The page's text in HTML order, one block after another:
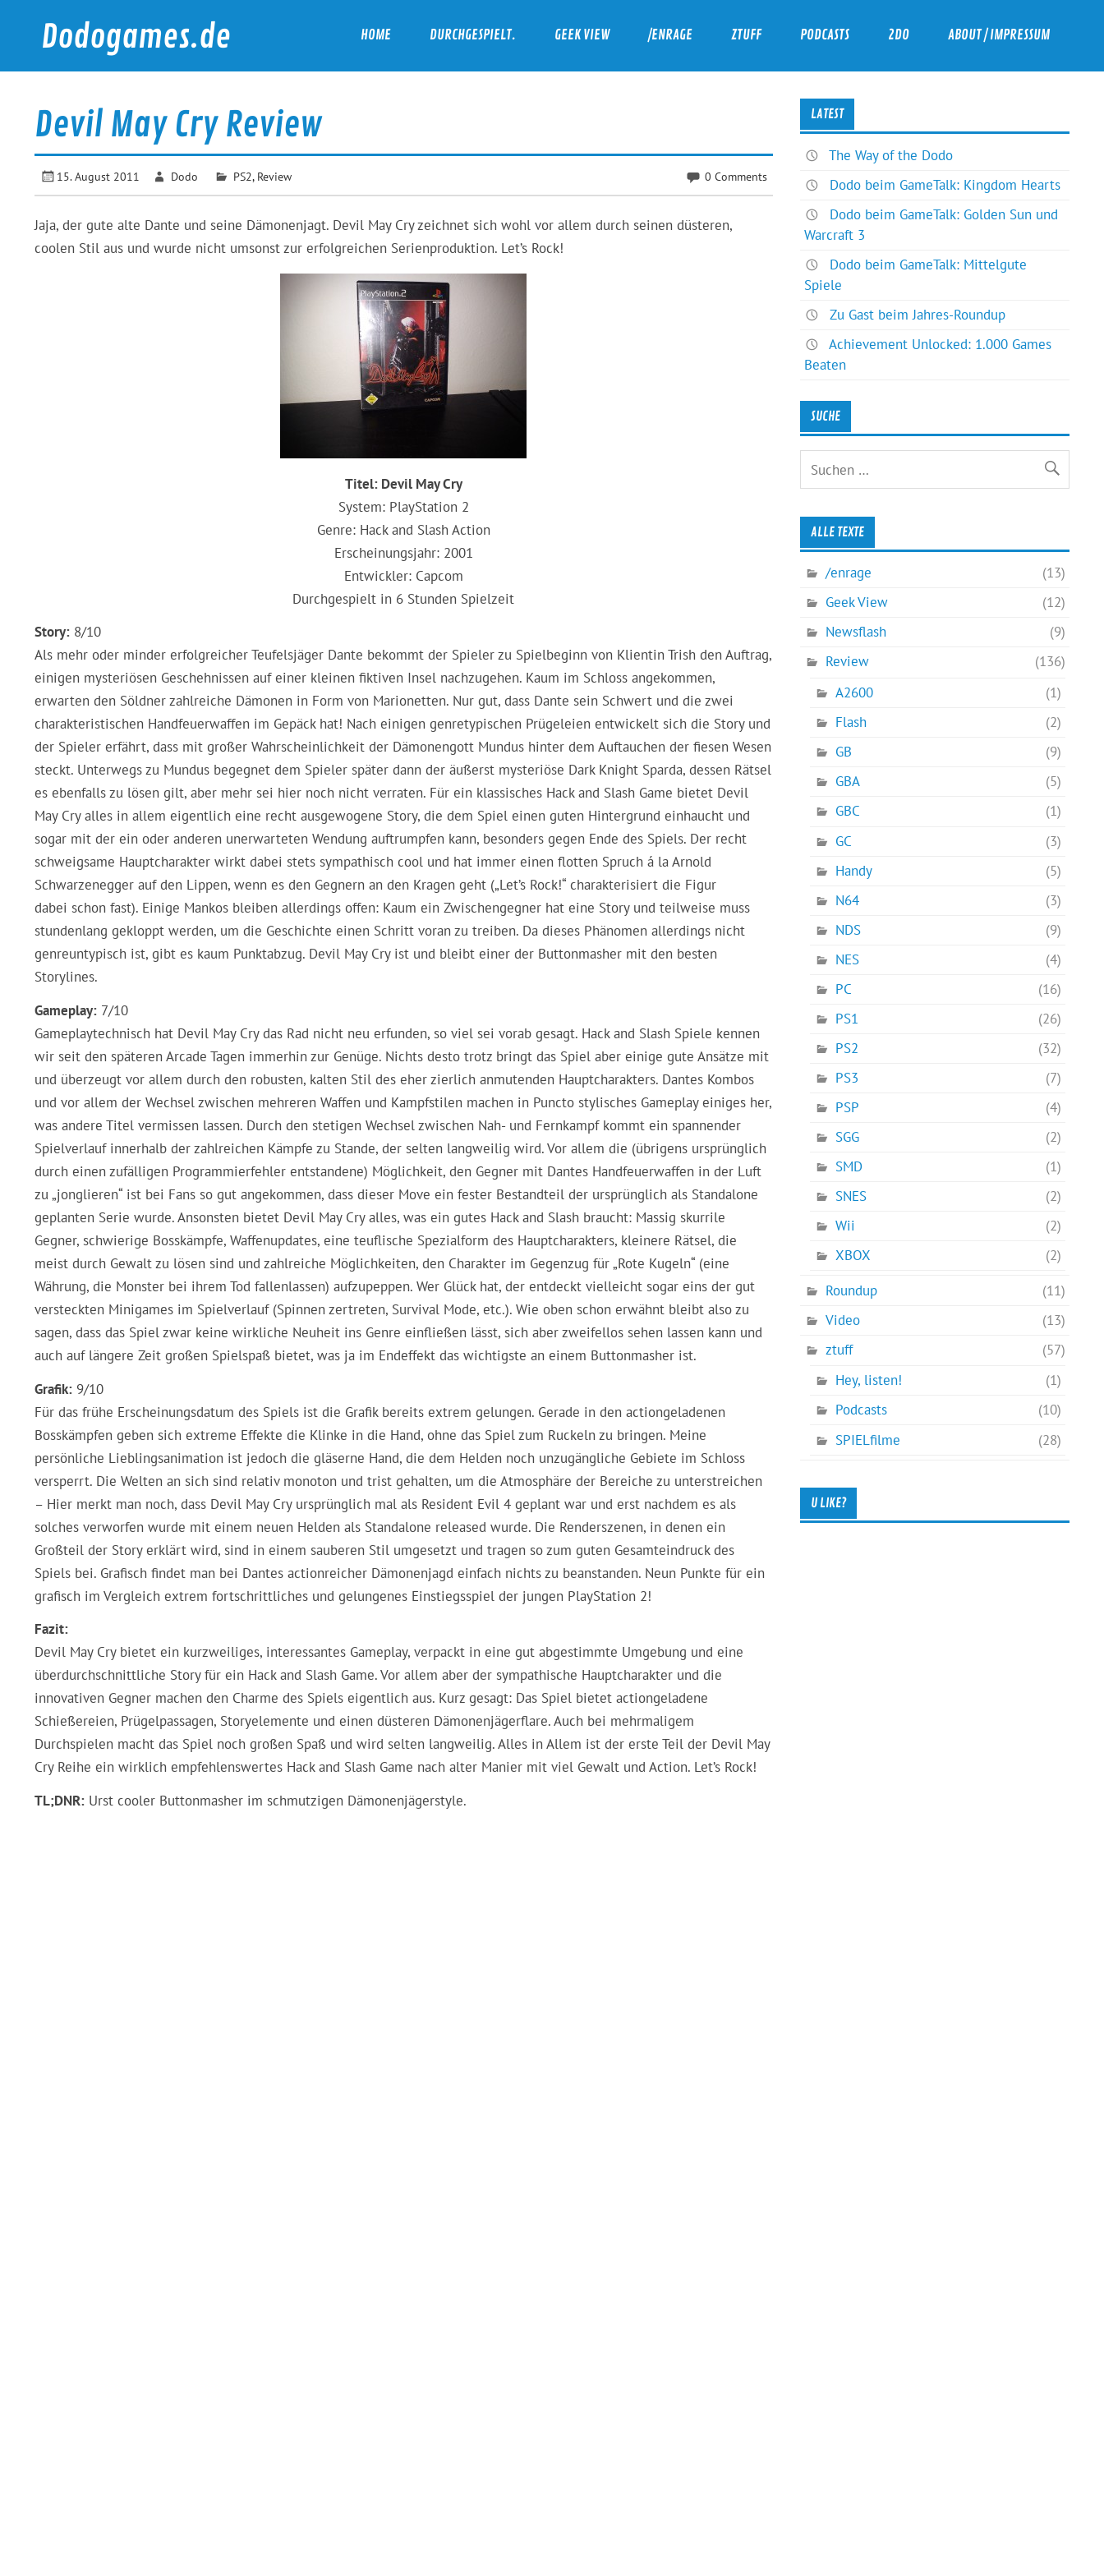
contentDodogames.de
Durchgespielt.
HOME DURCHGESPIELT. GEEK VIEW /ENRAGE ZTUFF PODCASTS 2DO ABOUT / IMPRESSUM
Devil May Cry Review
15. August 2011 Dodo PS2, Review 0 Comments
Jaja, der gute alte Dante und seine Dämonenjagt. Devil May Cry zeichnet sich wohl vor allem durch seinen düsteren,
coolen Stil aus und wurde nicht umsonst zur erfolgreichen Serienproduktion. Let’s Rock!
Titel: Devil May Cry
System: PlayStation 2
Genre: Hack and Slash Action
Erscheinungsjahr: 2001
Entwickler: Capcom
Durchgespielt in 6 Stunden Spielzeit
Story: 8/10
Als mehr oder minder erfolgreicher Teufelsjäger Dante bekommt der Spieler zu Spielbeginn von Klientin Trish den Auftrag,
einigen mysteriösen Geschehnissen auf einer kleinen fiktiven Insel nachzugehen. Kaum im Schloss angekommen,
erwarten den Söldner zahlreiche Dämonen in Form von Marionetten. Nur gut, dass Dante sein Schwert und die zwei
charakteristischen Handfeuerwaffen im Gepäck hat! Nach einigen genretypischen Prügeleien entwickelt sich die Story und
der Spieler erfährt, dass mit großer Wahrscheinlichkeit der Dämonengott Mundus hinter dem Auftauchen der fiesen Wesen
steckt. Unterwegs zu Mundus begegnet dem Spieler später dann der äußerst mysteriöse Dark Knight Sparda, dessen Rätsel
es ebenfalls zu lösen gilt, aber mehr sei hier noch nicht verraten. Für ein klassisches Hack and Slash Game bietet Devil
May Cry alles in allem eigentlich eine recht ausgewogene Story, die dem Spiel einen guten Hintergrund einhaucht und
sogar mit der ein oder anderen unerwarteten Wendung auftrumpfen kann, besonders gegen Ende des Spiels. Der recht
schweigsame Hauptcharakter wirkt dabei stets sympathisch cool und hat immer einen flotten Spruch á la Arnold
Schwarzenegger auf den Lippen, wenn es den Gegnern an den Kragen geht („Let’s Rock!“ charakterisiert die Figur
dabei schon fast). Einige Mankos bleiben allerdings offen: Kaum ein Zwischengegner hat eine Story und teilweise muss
stundenlang gekloppt werden, um die Geschichte einen Schritt voran zu treiben. Da dieses Phänomen allerdings nicht
genreuntypisch ist, gibt es kaum Punktabzug. Devil May Cry ist und bleibt einer der Buttonmasher mit den besten
Storylines.
Gameplay: 7/10
Gameplaytechnisch hat Devil May Cry das Rad nicht neu erfunden, so viel sei vorab gesagt. Hack and Slash Spiele kennen
wir seit den späteren Arcade Tagen immerhin zur Genüge. Nichts desto trotz bringt das Spiel aber einige gute Ansätze mit
und überzeugt vor allem durch den robusten, kalten Stil des eher zierlich anmutenden Hauptcharakters. Dantes Kombos
und vor allem der Wechsel zwischen mehreren Waffen und Kampfstilen machen in Puncto stylisches Gameplay einiges her,
was andere Titel vermissen lassen. Durch den stetigen Wechsel zwischen Nah- und Fernkampf kommt ein spannender
Spielverlauf innerhalb der zahlreichen Kämpfe zu Stande, der selten langweilig wird. Vor allem die (übrigens ursprünglich
durch einen zufälligen Programmierfehler entstandene) Möglichkeit, den Gegner mit Dantes Handfeuerwaffen in der Luft
zu „jonglieren“ ist bei Fans so gut angekommen, dass dieser Move ein fester Bestandteil der ursprünglich als Standalone
geplanten Serie wurde. Ansonsten bietet Devil May Cry alles, was ein gutes Hack and Slash braucht: Massig skurrile
Gegner, schwierige Bosskämpfe, Waffenupdates, eine teuflische Spezialform des Hauptcharakters, kleinere Rätsel, die
meist durch Gewalt zu lösen sind und zahlreiche Möglichkeiten, den Charakter im Gegenzug für „Rote Kugeln“ (eine
Währung, die Monster bei ihrem Tod fallenlassen) aufzupeppen. Wer Glück hat, der entdeckt vielleicht sogar eins der gut
versteckten Minigames im Spielverlauf (Spinnen zertreten, Survival Mode, etc.). Wie oben schon erwähnt bleibt also zu
sagen, dass das Spiel zwar keine wirkliche Neuheit ins Genre einfließen lässt, sich aber zweifellos sehen lassen kann und
auch auf längere Zeit großen Spielspaß bietet, was ja im Endeffekt das wichtigste an einem Buttonmasher ist.
Grafik: 9/10
Für das frühe Erscheinungsdatum des Spiels ist die Grafik bereits extrem gelungen. Gerade in den actiongeladenen
Bosskämpfen geben sich extreme Effekte die Klinke in die Hand, ohne das Spiel zum Ruckeln zu bringen. Meine
persönliche Lieblingsanimation ist jedoch die gläserne Hand, die dem Helden noch unzugängliche Gebiete im Schloss
versperrt. Die Welten an sich sind relativ monoton und trist gehalten, um die Atmosphäre der Bereiche zu unterstreichen
– Hier merkt man noch, dass Devil May Cry ursprünglich mal als Resident Evil 4 geplant war und erst nachdem es als
solches verworfen wurde mit einem neuen Helden als Standalone released wurde. Die Renderszenen, in denen ein
Großteil der Story erklärt wird, sind in einem sauberen Stil umgesetzt und tragen so zum guten Gesamteindruck des
Spiels bei. Grafisch findet man bei Dantes actionreicher Dämonenjagd einfach nichts zu beanstanden. Neun Punkte für ein
grafisch im Vergleich extrem fortschrittliches und gelungenes Einstiegsspiel der jungen PlayStation 2!
Fazit:
Devil May Cry bietet ein kurzweiliges, interessantes Gameplay, verpackt in eine gut abgestimmte Umgebung und eine
überdurchschnittliche Story für ein Hack and Slash Game. Vor allem aber der sympathische Hauptcharakter und die
innovativen Gegner machen den Charme des Spiels eigentlich aus. Kurz gesagt: Das Spiel bietet actiongeladene
Schießereien, Prügelpassagen, Storyelemente und einen düsteren Dämonenjägerflare. Auch bei mehrmaligem
Durchspielen macht das Spiel noch großen Spaß und wird selten langweilig. Alles in Allem ist der erste Teil der Devil May
Cry Reihe ein wirklich empfehlenswertes Hack and Slash Game nach alter Manier mit viel Gewalt und Action. Let’s Rock!
TL;DNR: Urst cooler Buttonmasher im schmutzigen Dämonenjägerstyle.
LATEST
The Way of the Dodo
Dodo beim GameTalk: Kingdom Hearts
Dodo beim GameTalk: Golden Sun und
Warcraft 3
Dodo beim GameTalk: Mittelgute
Spiele
Zu Gast beim Jahres-Roundup
Achievement Unlocked: 1.000 Games
Beaten
SUCHE
ALLE TEXTE
/enrage
(13)
Geek View
(12)
Newsflash
(9)
Review
(136)
A2600
(1)
Flash
(2)
GB
(9)
GBA
(5)
GBC
(1)
GC
(3)
Handy
(5)
N64
(3)
NDS
(9)
NES
(4)
PC
(16)
PS1
(26)
PS2
(32)
PS3
(7)
PSP
(4)
SGG
(2)
SMD
(1)
SNES
(2)
Wii
(2)
XBOX
(2)
Roundup
(11)
Video
(13)
ztuff
(57)
Hey, listen!
(1)
Podcasts
(10)
SPIELfilme
(28)
U LIKE?